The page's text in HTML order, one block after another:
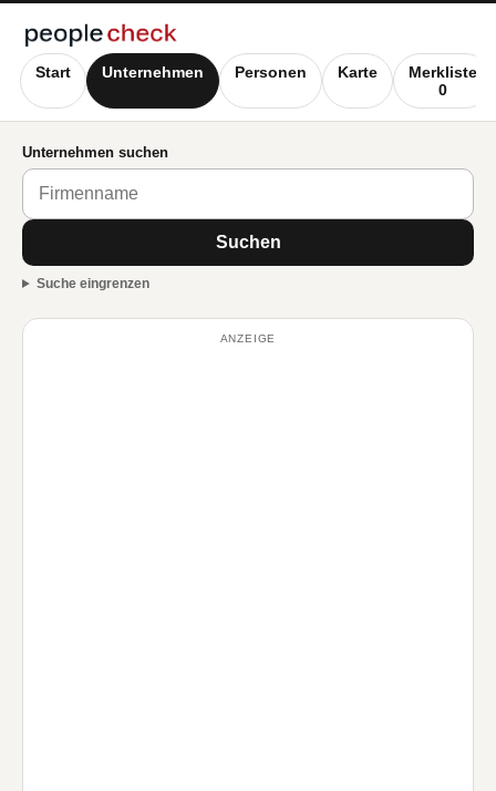
Start Unternehmen Personen Karte
Merkliste
0
Unternehmen suchen
Suchen
Suche eingrenzen
ANZEIGE